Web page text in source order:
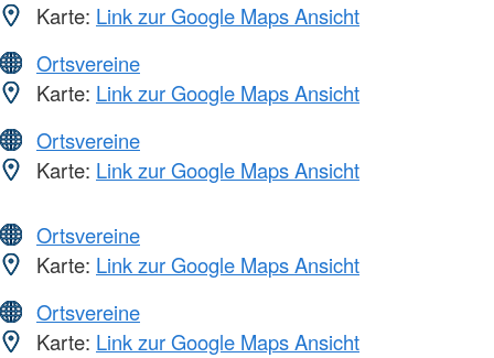
Karte: Link zur Google Maps Ansicht
Ortsvereine
Karte: Link zur Google Maps Ansicht
Ortsvereine
Karte: Link zur Google Maps Ansicht
Ortsvereine
Karte: Link zur Google Maps Ansicht
Ortsvereine
Karte: Link zur Google Maps Ansicht